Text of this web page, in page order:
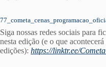
Siga nossas redes sociais para
nesta edição (e o que
edições): https://linktr.ee/